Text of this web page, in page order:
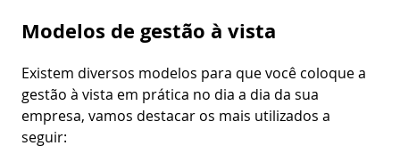
Modelos de gestão à vista
Existem diversos modelos para que você coloque a
gestão à vista em prática no dia a dia da sua
empresa, vamos destacar os mais utilizados a
seguir: